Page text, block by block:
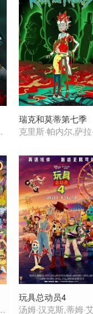
Nakanishi,Mia Korf
瑞克和莫蒂第七季
,斯宾瑟·格拉默
玩具总动员4